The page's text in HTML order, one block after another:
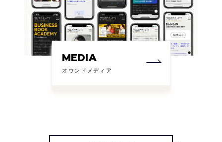
MEDIA
オウンドメディア